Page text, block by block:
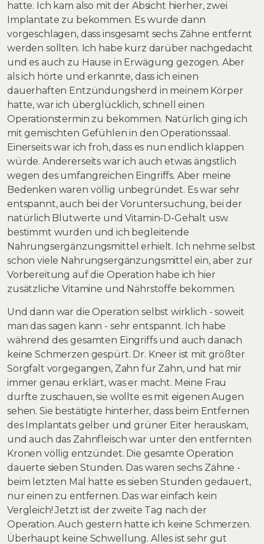
hatte. Ich kam also mit der Absicht hierher, zwei
Implantate zu bekommen. Es wurde dann
vorgeschlagen, dass insgesamt sechs Zähne entfernt
werden sollten. Ich habe kurz darüber nachgedacht
und es auch zu Hause in Erwägung gezogen. Aber
als ich hörte und erkannte, dass ich einen
dauerhaften Entzündungsherd in meinem Körper
hatte, war ich überglücklich, schnell einen
Operationstermin zu bekommen. Natürlich ging ich
mit gemischten Gefühlen in den Operationssaal.
Einerseits war ich froh, dass es nun endlich klappen
würde. Andererseits war ich auch etwas ängstlich
wegen des umfangreichen Eingriffs. Aber meine
Bedenken waren völlig unbegründet. Es war sehr
entspannt, auch bei der Voruntersuchung, bei der
natürlich Blutwerte und Vitamin-D-Gehalt usw.
bestimmt wurden und ich begleitende
Nahrungsergänzungsmittel erhielt. Ich nehme selbst
schon viele Nahrungsergänzungsmittel ein, aber zur
Vorbereitung auf die Operation habe ich hier
zusätzliche Vitamine und Nährstoffe bekommen.
Und dann war die Operation selbst wirklich - soweit
man das sagen kann - sehr entspannt. Ich habe
während des gesamten Eingriffs und auch danach
keine Schmerzen gespürt. Dr. Kneer ist mit größter
Sorgfalt vorgegangen, Zahn für Zahn, und hat mir
immer genau erklärt, was er macht. Meine Frau
durfte zuschauen, sie wollte es mit eigenen Augen
sehen. Sie bestätigte hinterher, dass beim Entfernen
des Implantats gelber und grüner Eiter herauskam,
und auch das Zahnfleisch war unter den entfernten
Kronen völlig entzündet. Die gesamte Operation
dauerte sieben Stunden. Das waren sechs Zähne -
beim letzten Mal hatte es sieben Stunden gedauert,
nur einen zu entfernen. Das war einfach kein
Vergleich! Jetzt ist der zweite Tag nach der
Operation. Auch gestern hatte ich keine Schmerzen.
Überhaupt keine Schwellung. Alles ist sehr gut